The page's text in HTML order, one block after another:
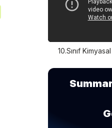
10.Sınıf